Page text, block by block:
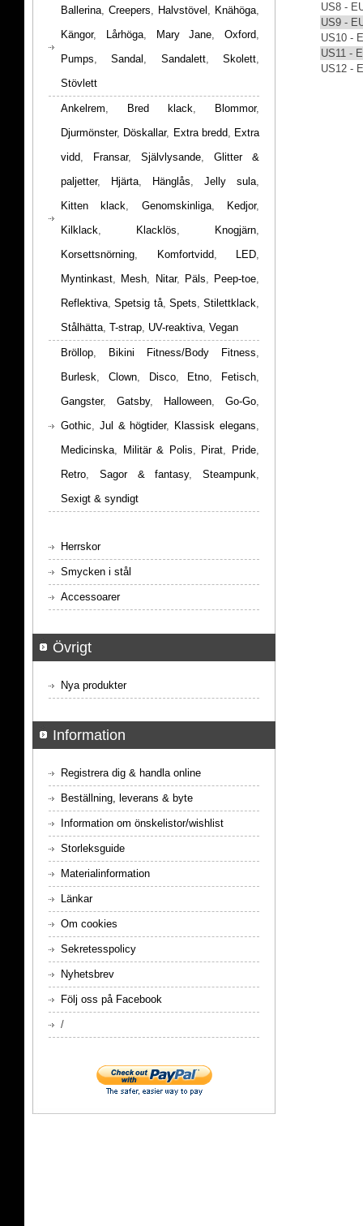
US8 -
US9 -
US10 -
US11 -
US12 -
Ballerina, Creepers, Halvstövel , Knähöga,
Kängor, Lårhöga, Mary Jane, Oxford,
Pumps,Sandal , Sandalett,Skolett,
Stövlett
Ankelrem, Bred klack, Blommor,
Djurmönster, Döskallar, Extra bredd, Extra
vidd, Fransar, Självlysande, Glitter &
paljetter, Hjärta, Hänglås, Jelly sula,
Kitten klack, Genomskinliga, Kedjor,
Kilklack, Klacklös, Knogjärn,
Korsettsnörning, Komfortvidd, LED,
Myntinkast, Mesh, Nitar, Päls, Peep-toe,
Reflektiva,Spetsig tå, Spets, Stilettklack,
Stålhätta, T-strap, UV-reaktiva, Vegan
Bröllop, Bikini Fitness/Body Fitness,
Burlesk, Clown, Disco, Etno, Fetisch,
Gangster, Gatsby, Halloween, Go-Go,
Gothic, Jul & högtider, Klassisk elegans,
Medicinska, Militär & Polis, Pirat, Pride,
Retro, Sagor & fantasy, Steampunk,
Sexigt & syndigt
Herrskor
Smycken i stål
Accessoarer
Övrigt
Nya produkter
Information
Registrera dig & handla online
Beställning, leverans & byte
Information om önskelistor/wishlist
Storleksguide
Materialinformation
Länkar
Om cookies
Sekretesspolicy
Nyhetsbrev
Följ oss på Facebook
/